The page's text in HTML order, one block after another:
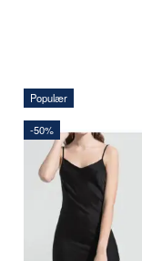
Populær
-50%